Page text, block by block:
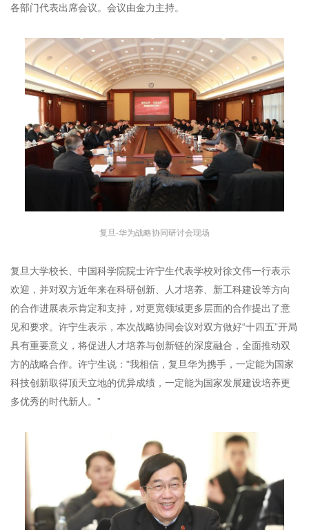
各部门代表出席会议。会议由金力主持。
复旦-华为战略协同研讨会现场
复旦大学校长、中国科学院院士许宁生代表学校对徐文伟一行表示
欢迎，并对双方近年来在科研创新、人才培养、新工科建设等方向
的合作进展表示肯定和支持，对更宽领域更多层面的合作提出了意
见和要求。许宁生表示，本次战略协同会议对双方做好“十四五”开局
具有重要意义，将促进人才培养与创新链的深度融合，全面推动双
方的战略合作。许宁生说："我相信，复旦华为携手，一定能为国家
科技创新取得顶天立地的优异成绩，一定能为国家发展建设培养更
多优秀的时代新人。”